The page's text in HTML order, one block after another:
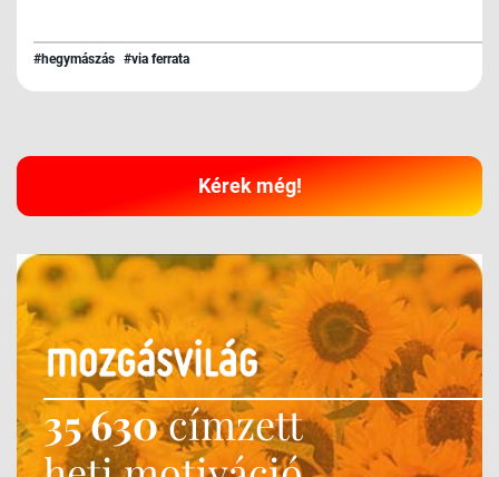
#hegymászás #via ferrata
Kérek még!
35 630címzett